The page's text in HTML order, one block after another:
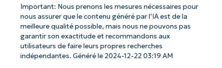
Important: Nous prenons les mesures nécessaires pour
nous assurer que le contenu généré par l’IA est de la
meilleure qualité possible, mais nous ne pouvons pas
garantir son exactitude et recommandons aux
utilisateurs de faire leurs propres recherches
indépendantes. Généré le 2024-12-22 03:19 AM